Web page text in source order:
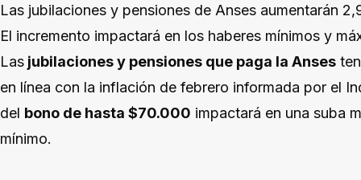
Las jubilaciones y pensiones de Anses aumentarán
El incremento impactará en los haberes mínimos y
Las jubilaciones y pensiones que paga la Anses
en línea con la inflación de febrero informada por el
del bono de hasta $70.000 impactará en una suba
mínimo.